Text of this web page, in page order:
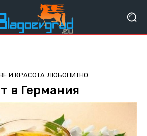
И КРАСОТА ЛЮБОПИТНО
в Германия